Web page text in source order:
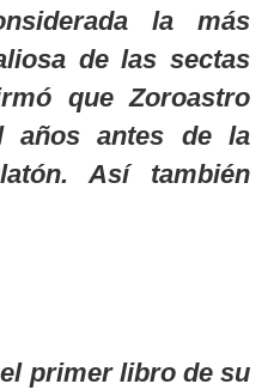
la más
de las sectas
que Zoroastro
años antes de la
Así también
primer libro de su